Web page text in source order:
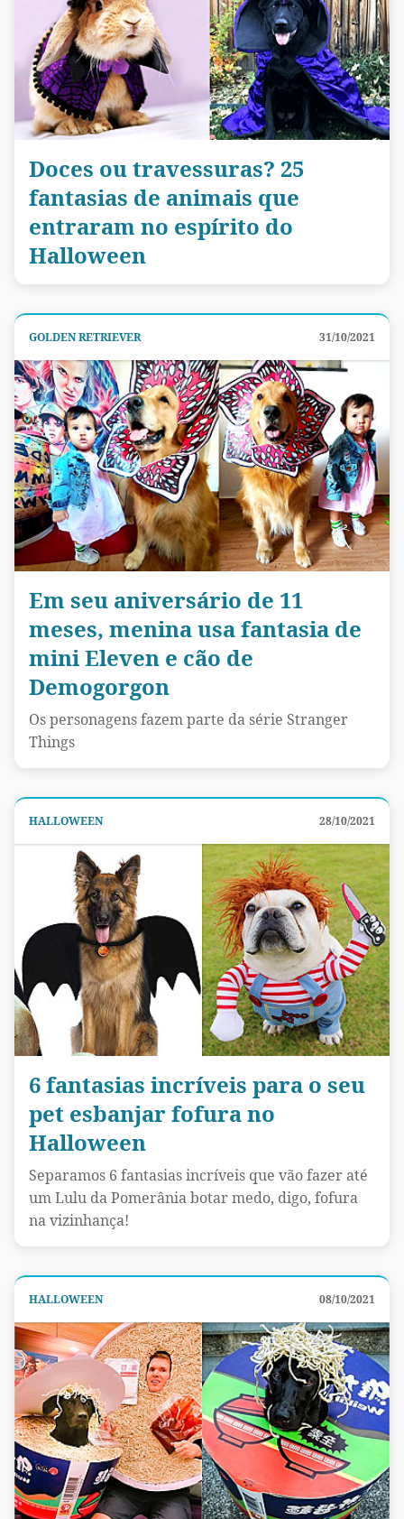
Doces ou travessuras? 25
fantasias de animais que
entraram no espírito do
Halloween
GOLDEN RETRIEVER 31/10/2021
Em seu aniversário de 11
meses, menina usa fantasia de
mini Eleven e cão de
Demogorgon
Os personagens fazem parte da série Stranger
Things
HALLOWEEN 28/10/2021
6 fantasias incríveis para o seu
pet esbanjar fofura no
Halloween
Separamos 6 fantasias incríveis que vão fazer até
um Lulu da Pomerânia botar medo, digo, fofura
na vizinhança!
HALLOWEEN 08/10/2021